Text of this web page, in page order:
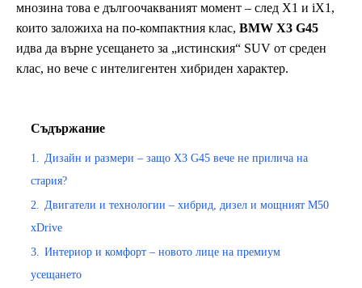
мнозина това е дългоочакваният момент – след X1 и iX1,
които заложиха на по-компактния клас, BMW X3 G45
идва да върне усещането за „истинския“ SUV от среден
клас, но вече с интелигентен хибриден характер.
Съдържание
1.
Дизайн и размери – защо X3 G45 вече не прилича на
стария?
2.
Двигатели и технологии – хибрид, дизел и мощният M50
xDrive
3.
Интериор и комфорт – новото лице на премиум
усещането